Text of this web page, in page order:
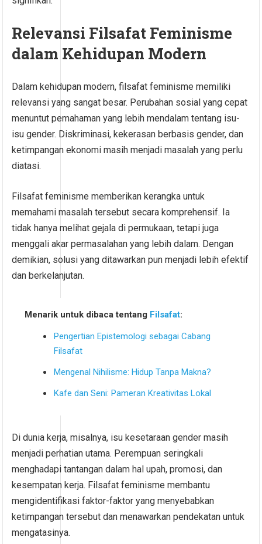
Relevansi Filsafat Feminisme
dalam Kehidupan Modern
Dalam kehidupan modern, filsafat feminisme memiliki
relevansi yang sangat besar. Perubahan sosial yang cepat
menuntut pemahaman yang lebih mendalam tentang isu-
isu gender. Diskriminasi, kekerasan berbasis gender, dan
ketimpangan ekonomi masih menjadi masalah yang perlu
diatasi.
Filsafat feminisme memberikan kerangka untuk
memahami masalah tersebut secara komprehensif. Ia
tidak hanya melihat gejala di permukaan, tetapi juga
menggali akar permasalahan yang lebih dalam. Dengan
demikian, solusi yang ditawarkan pun menjadi lebih efektif
dan berkelanjutan.
Menarik untuk dibaca tentang Filsafat:
Pengertian Epistemologi sebagai Cabang
Filsafat
Mengenal Nihilisme: Hidup Tanpa Makna?
Kafe dan Seni: Pameran Kreativitas Lokal
Di dunia kerja, misalnya, isu kesetaraan gender masih
menjadi perhatian utama. Perempuan seringkali
menghadapi tantangan dalam hal upah, promosi, dan
kesempatan kerja. Filsafat feminisme membantu
mengidentifikasi faktor-faktor yang menyebabkan
ketimpangan tersebut dan menawarkan pendekatan untuk
mengatasinya.